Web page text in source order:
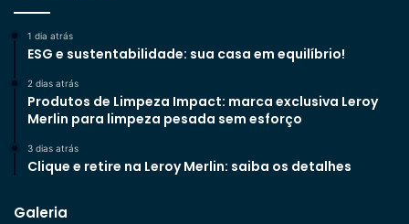
1 dia atrás
ESG e sustentabilidade: sua casa em equilíbrio!
2 dias atrás
Produtos de Limpeza Impact: marca exclusiva Leroy
Merlin para limpeza pesada sem esforço
3 dias atrás
Clique e retire na Leroy Merlin: saiba os detalhes
Galeria